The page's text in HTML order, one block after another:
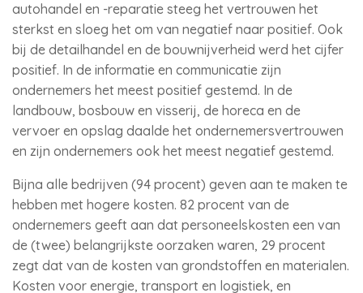
autohandel en -reparatie steeg het vertrouwen het
sterkst en sloeg het om van negatief naar positief. Ook
bij de detailhandel en de bouwnijverheid werd het cijfer
positief. In de informatie en communicatie zijn
ondernemers het meest positief gestemd. In de
landbouw, bosbouw en visserij, de horeca en de
vervoer en opslag daalde het ondernemersvertrouwen
en zijn ondernemers ook het meest negatief gestemd.
Bijna alle bedrijven (94 procent) geven aan te maken te
hebben met hogere kosten. 82 procent van de
ondernemers geeft aan dat personeelskosten een van
de (twee) belangrijkste oorzaken waren, 29 procent
zegt dat van de kosten van grondstoffen en materialen.
Kosten voor energie, transport en logistiek, en